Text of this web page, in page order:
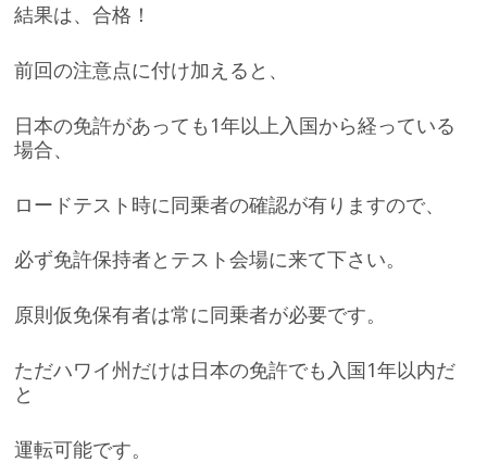
結果は、合格！
前回の注意点に付け加えると、
日本の免許があっても1年以上入国から経っている
場合、
ロードテスト時に同乗者の確認が有りますので、
必ず免許保持者とテスト会場に来て下さい。
原則仮免保有者は常に同乗者が必要です。
ただハワイ州だけは日本の免許でも入国1年以内だ
と
運転可能です。